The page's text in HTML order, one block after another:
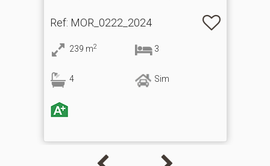
Ref: MOR_0222_2024
239 m2 3
4 Sim